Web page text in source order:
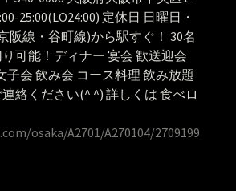
25:00(LO24:00) 定休日 日曜日・
阪線・谷町線)から駅すぐ！ 30名
可能！ディナー 宴会 歓送迎会
子会 飲み会 コース料理 飲み放題
絡ください(^ ^) 詳しくは 食べロ
osaka/A2701/A270104/2709199